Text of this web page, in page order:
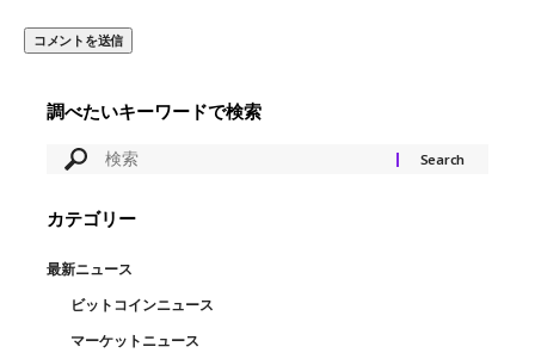
調べたいキーワードで検索
カテゴリー
最新ニュース
ビットコインニュース
マーケットニュース